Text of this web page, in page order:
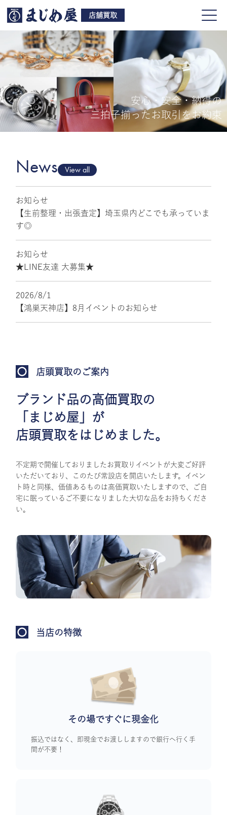
店舗買取
買取品目
店舗一覧
安心・安全・納得の
三拍子揃ったお取引をお約束
News View all
お知らせ
【生前整理・出張査定】埼玉県内どこでも承っていま
す◎
お知らせ
★LINE友達 大募集★
2026/8/1
【鴻巣天神店】8月イベントのお知らせ
店頭買取のご案内
ブランド品の高価買取の
「まじめ屋」が
店頭買取をはじめました。
不定期で開催しておりましたお買取りイベントが大変ご好評
いただいており、このたび常設店を開店いたします。イベン
ト時と同様、価値あるものは高価買取いたしますので、ご自
宅に眠っているご不要になりました大切な品をお持ちくださ
い。
当店の特徴
その場ですぐに現金化
振込ではなく、即現金でお渡ししますので銀行へ行く手
間が不要！